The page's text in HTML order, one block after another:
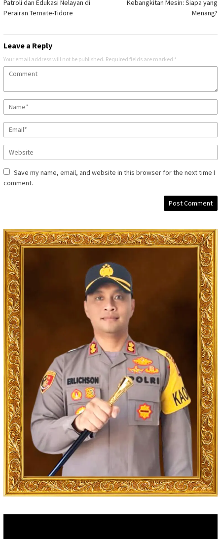
Patroli dan Edukasi Nelayan di
Perairan Ternate-Tidore
Kebangkitan Mesin: Siapa yang
Menang?
Leave a Reply
Your email address will not be published. Required fields are marked *
Save my name, email, and website in this browser for the next time I
comment.